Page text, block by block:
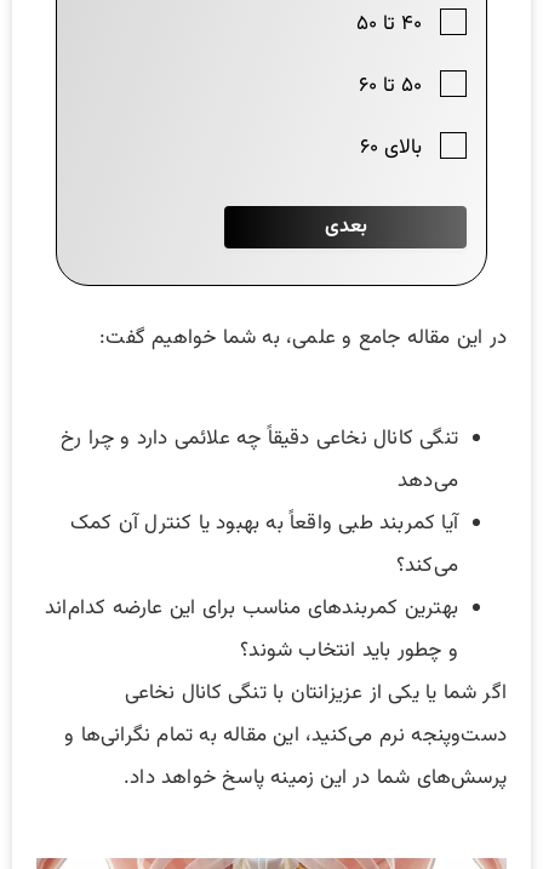
در این مقاله جامع و علمی، به شما خواهیم گفت:
تنگی کانال نخاعی دقیقاً چه علائمی دارد و چرا رخ
می‌دهد
آیا کمربند طبی واقعاً به بهبود یا کنترل آن کمک
می‌کند؟
بهترین کمربندهای مناسب برای این عارضه کدام‌اند
و چطور باید انتخاب شوند؟
اگر شما یا یکی از عزیزانتان با تنگی کانال نخاعی
دست‌وپنجه نرم می‌کنید، این مقاله به تمام نگرانی‌ها و
پرسش‌های شما در این زمینه پاسخ خواهد داد.